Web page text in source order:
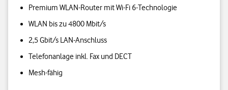
Premium WLAN-Router mit Wi-Fi 6-Technologie
WLAN bis zu 4800 Mbit/s
2,5 Gbit/s LAN-Anschluss
Telefonanlage inkl. Fax und DECT
Mesh-fähig